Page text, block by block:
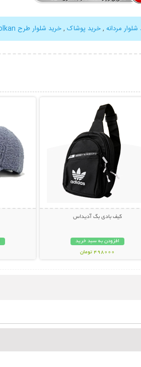
مردانه ,خرید پوشاک ,خرید شلوار طرح Volkan
کیف بادی بگ آدیداس
افزودن به سبد خرید
498000 تومان